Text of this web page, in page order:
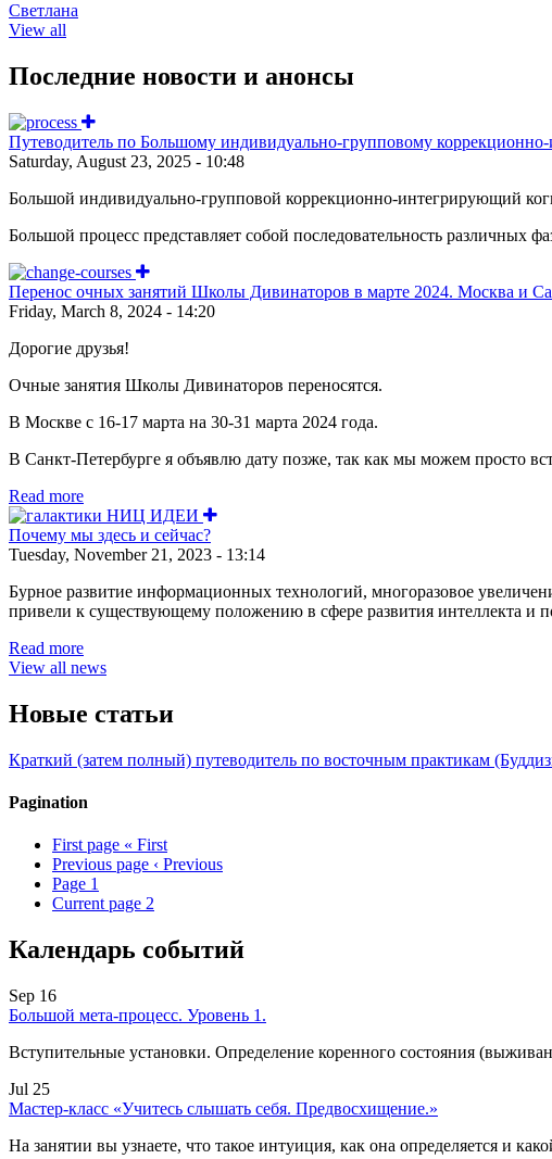
Светлана
View all
Последние новости и анонсы
Путеводитель по Большому индивидуально-групповому
Saturday, August 23, 2025 - 10:48
Большой индивидуально-групповой коррекционно-интегрирующий
Большой процесс представляет собой последовательность различных
Перенос очных занятий Школы Дивинаторов в марте 2024. Москва и
Friday, March 8, 2024 - 14:20
Дорогие друзья!
Очные занятия Школы Дивинаторов переносятся.
В Москве с 16-17 марта на 30-31 марта 2024 года.
В Санкт-Петербурге я объявлю дату позже, так как мы можем просто
Read more
Почему мы здесь и сейчас?
Tuesday, November 21, 2023 - 13:14
Бурное развитие информационных технологий, многоразовое
привели к существующему положению в сфере развития интеллекта и
Read more
View all news
Новые статьи
Краткий (затем полный) путеводитель по восточным практикам
Pagination
First page « First
Previous page ‹ Previous
Page 1
Current page 2
Календарь событий
Sep 16
Большой мета-процесс. Уровень 1.
Вступительные установки. Определение коренного состояния
Jul 25
Мастер-класс «Учитесь слышать себя. Предвосхищение.»
На занятии вы узнаете, что такое интуиция, как она определяется и